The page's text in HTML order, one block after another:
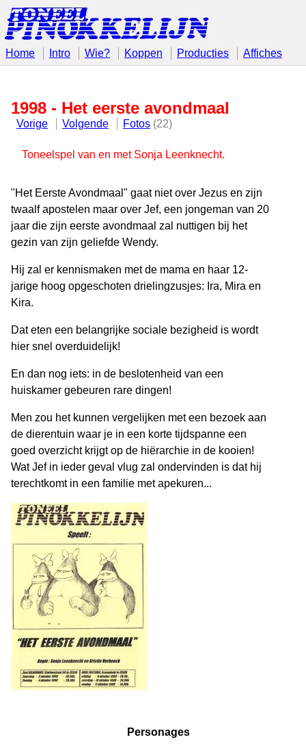
Home Intro Wie? Koppen Producties Affiches
1998 - Het eerste avondmaal
Vorige Volgende Fotos (22)
Toneelspel van en met Sonja Leenknecht.
"Het Eerste Avondmaal" gaat niet over Jezus en zijn
twaalf apostelen maar over Jef, een jongeman van 20
jaar die zijn eerste avondmaal zal nuttigen bij het
gezin van zijn geliefde Wendy.
Hij zal er kennismaken met de mama en haar 12-
jarige hoog opgeschoten drielingzusjes: Ira, Mira en
Kira.
Dat eten een belangrijke sociale bezigheid is wordt
hier snel overduidelijk!
En dan nog iets: in de beslotenheid van een
huiskamer gebeuren rare dingen!
Men zou het kunnen vergelijken met een bezoek aan
de dierentuin waar je in een korte tijdspanne een
goed overzicht krijgt op de hiërarchie in de kooien!
Wat Jef in ieder geval vlug zal ondervinden is dat hij
terechtkomt in een familie met apekuren...
Personages